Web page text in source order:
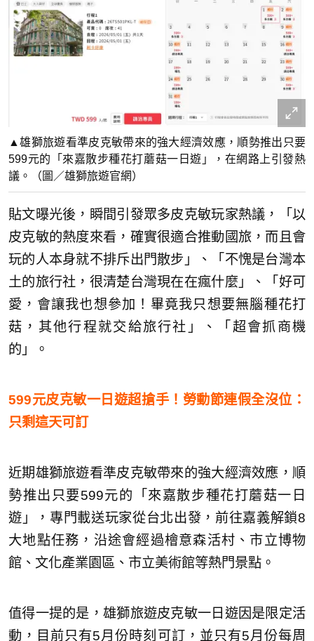
▲雄獅旅遊看準皮克敏帶來的強大經濟效應，順勢推出只要
599元的「來嘉散步種花打蘑菇一日遊」，在網路上引發熱
議。（圖／雄獅旅遊官網）
貼文曝光後，瞬間引發眾多皮克敏玩家熱議，「以
皮克敏的熱度來看，確實很適合推動國旅，而且會
玩的人本身就不排斥出門散步」、「不愧是台灣本
土的旅行社，很清楚台灣現在在瘋什麼」、「好可
愛，會讓我也想參加！畢竟我只想要無腦種花打
菇，其他行程就交給旅行社」、「超會抓商機
的」。
599元皮克敏一日遊超搶手！勞動節連假全沒位：
只剩這天可訂
近期雄獅旅遊看準皮克敏帶來的強大經濟效應，順
勢推出只要599元的「來嘉散步種花打蘑菇一日
遊」，專門載送玩家從台北出發，前往嘉義解鎖8
大地點任務，沿途會經過檜意森活村、市立博物
館、文化產業園區、市立美術館等熱門景點。
值得一提的是，雄獅旅遊皮克敏一日遊因是限定活
動，目前只有5月份時刻可訂，並只有5月份每周